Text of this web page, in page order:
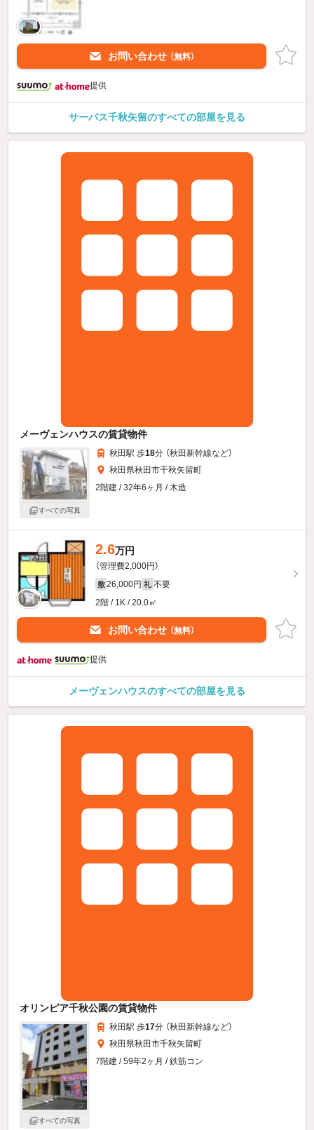
お問い合わせ （無料）
提供
サーパス千秋矢留のすべての部屋を見る
メーヴェンハウスの賃貸物件
すべての写真
秋田駅 歩18分 （秋田新幹線など）
秋田県秋田市千秋矢留町
2階建 / 32年6ヶ月 / 木造
2.6万円
（管理費2,000円）
敷 26,000円 礼 不要
2階 / 1K / 20.0㎡
お問い合わせ （無料）
提供
メーヴェンハウスのすべての部屋を見る
オリンピア千秋公園の賃貸物件
すべての写真
秋田駅 歩17分 （秋田新幹線など）
秋田県秋田市千秋矢留町
7階建 / 59年2ヶ月 / 鉄筋コン